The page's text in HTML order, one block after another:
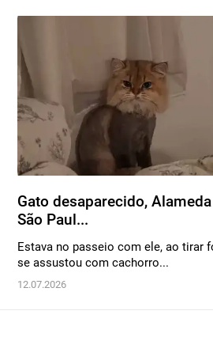
Gato desaparecido,
São Paul...
Estava no passeio com ele, ao tirar
se assustou com cachorro...
12.07.2026